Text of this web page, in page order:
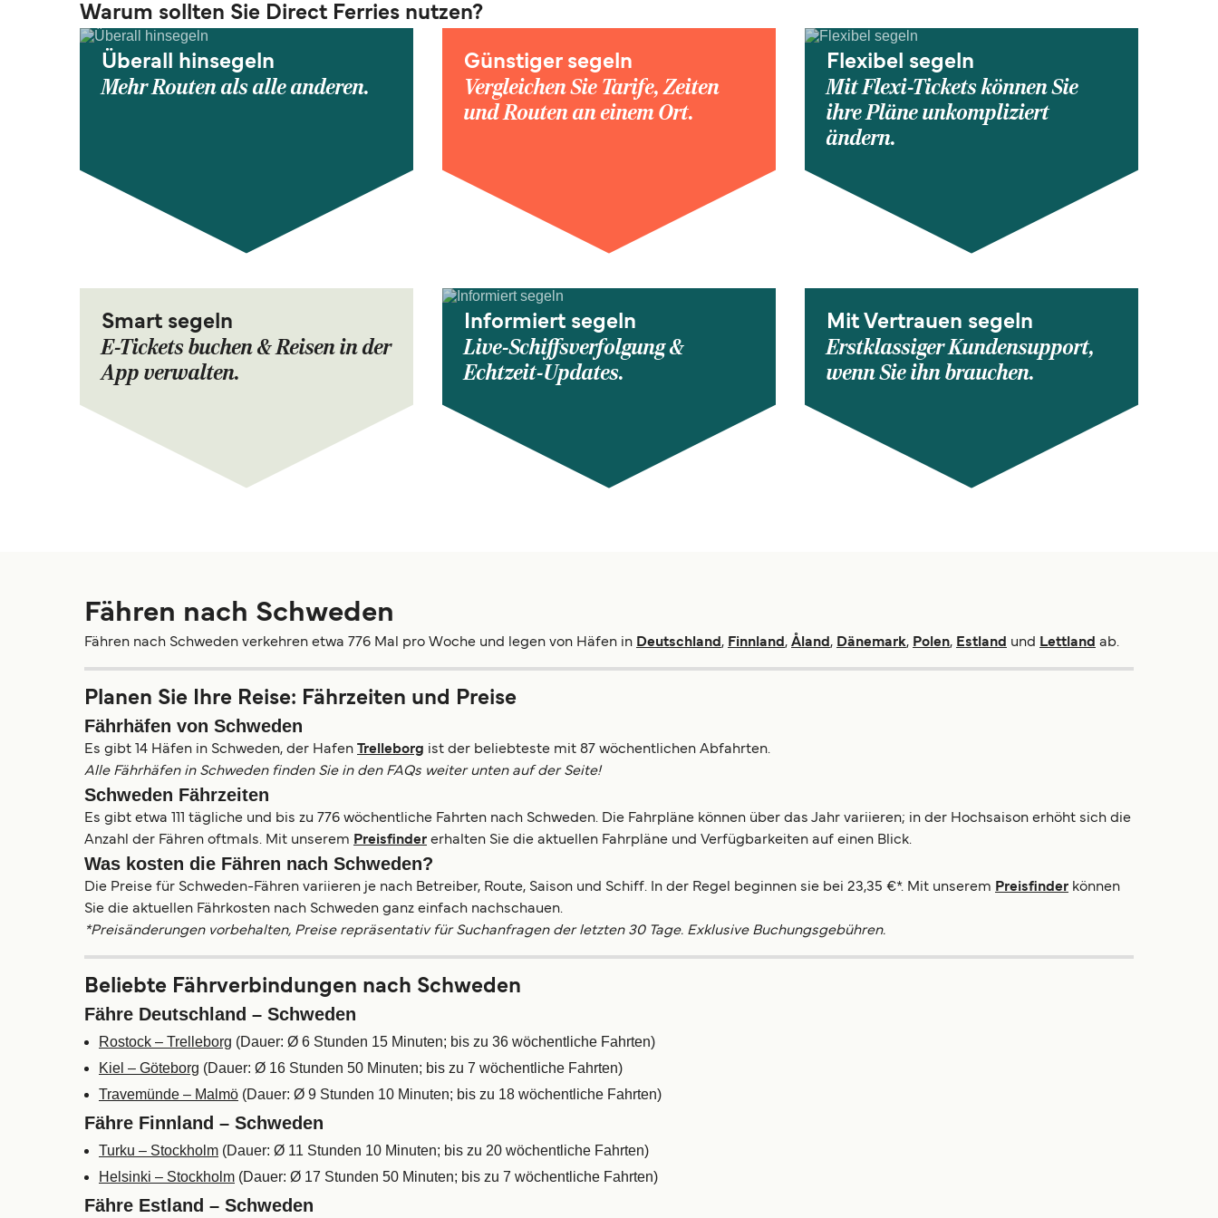
Warum sollten Sie Direct Ferries nutzen?
Überall hinsegeln
Mehr Routen als alle anderen.
Günstiger segeln
Vergleichen Sie Tarife, Zeiten
und Routen an einem Ort.
Flexibel segeln
Mit Flexi-Tickets können Sie
ihre Pläne unkompliziert
ändern.
Smart segeln
E-Tickets buchen & Reisen in der
App verwalten.
Informiert segeln
Live-Schiffsverfolgung &
Echtzeit-Updates.
Mit Vertrauen segeln
Erstklassiger Kundensupport,
wenn Sie ihn brauchen.
Fähren nach Schweden
Fähren nach Schweden verkehren etwa 776 Mal pro Woche und legen von Häfen in Deutschland , Finnland , Åland , Dänemark, Polen, Estland und Lettland ab.
Planen Sie Ihre Reise: Fährzeiten und Preise
Fährhäfen von Schweden
Es gibt 14 Häfen in Schweden, der Hafen Trelleborg ist der beliebteste mit 87 wöchentlichen Abfahrten.
Alle Fährhäfen in Schweden finden Sie in den FAQs weiter unten auf der Seite!
Schweden Fährzeiten
Es gibt etwa 111 tägliche und bis zu 776 wöchentliche Fahrten nach Schweden. Die Fahrpläne können über das Jahr variieren; in der Hochsaison erhöht sich die
Anzahl der Fähren oftmals. Mit unserem Preisfinder erhalten Sie die aktuellen Fahrpläne und Verfügbarkeiten auf einen Blick.
Was kosten die Fähren nach Schweden?
Die Preise für Schweden-Fähren variieren je nach Betreiber, Route, Saison und Schiff. In der Regel beginnen sie bei 23,35 €*. Mit unserem Preisfinder können
Sie die aktuellen Fährkosten nach Schweden ganz einfach nachschauen.
*Preisänderungen vorbehalten, Preise repräsentativ für Suchanfragen der letzten 30 Tage. Exklusive Buchungsgebühren.
Beliebte Fährverbindungen nach Schweden
Fähre Deutschland – Schweden
Rostock – Trelleborg (Dauer: Ø 6 Stunden 15 Minuten; bis zu 36 wöchentliche Fahrten)
Kiel – Göteborg (Dauer: Ø 16 Stunden 50 Minuten; bis zu 7 wöchentliche Fahrten)
Travemünde – Malmö (Dauer: Ø 9 Stunden 10 Minuten; bis zu 18 wöchentliche Fahrten)
Fähre Finnland – Schweden
Turku – Stockholm (Dauer: Ø 11 Stunden 10 Minuten; bis zu 20 wöchentliche Fahrten)
Helsinki – Stockholm (Dauer: Ø 17 Stunden 50 Minuten; bis zu 7 wöchentliche Fahrten)
Fähre Estland – Schweden